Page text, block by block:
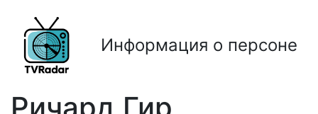
Информация о персоне